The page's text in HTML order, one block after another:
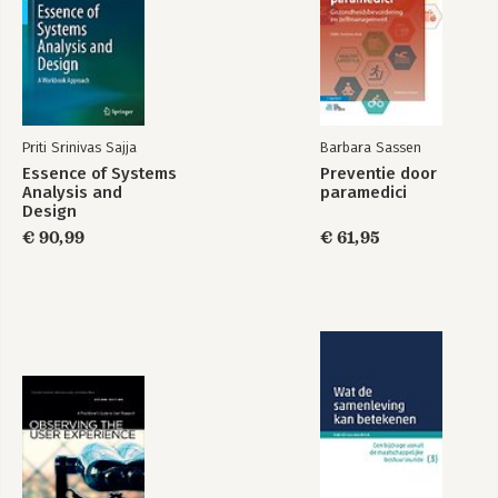
Priti Srinivas Sajja
Essence of Systems
Analysis and
Design
€ 90,99
Barbara Sassen
Preventie door
paramedici
€ 61,95